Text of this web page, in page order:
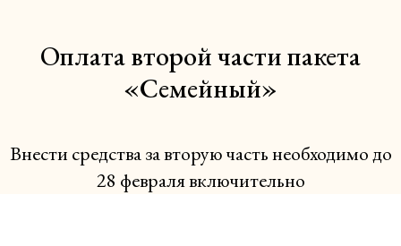
Оплата второй части пакета
«Семейный»
Внести средства за вторую часть необходимо до
28 февраля включительно